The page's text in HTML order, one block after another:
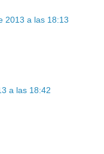
2013 a las 18:13
a las 18:42